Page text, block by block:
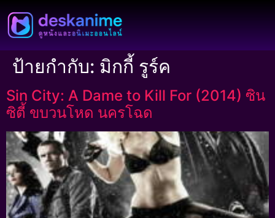
ป้ายกำกับ: มิกกี้ รูร์ค
Sin City: A Dame to Kill For (2014) ซิน
ซิตี้ ขบวนโหด นครโฉด